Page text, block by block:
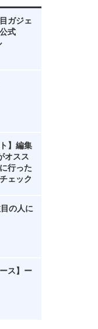
ガジェ
式
】編集
オスス
行った
ェック
の人に
ス】ー